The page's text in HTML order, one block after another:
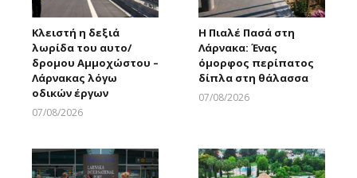
Κλειστή η δεξιά
λωρίδα του αυτο/
δρομου Αμμοχώστου –
Λάρνακας λόγω
οδικών έργων
07/08/2026
Η Πιαλέ Πασά στη
Λάρνακα: Ένας
όμορφος περίπατος
δίπλα στη θάλασσα
07/08/2026